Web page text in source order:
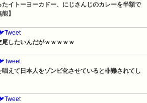
たイトーヨーカドー、にじさんじのカレーを半額で
】
尾したいんだがｗｗｗｗｗ
唱えて日本人をゾンビ化させていると非難されてし